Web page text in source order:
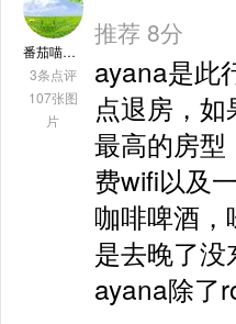
番茄喵大厨想旅行
3条点评
107张图
片
推荐 8分
ayana是此
点退房，
最高的房
费wifi以及
咖啡啤酒，
是去晚了
ayana除了